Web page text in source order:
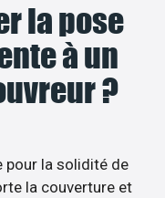
la pose
à un
?
pour la solidité de
la couverture et